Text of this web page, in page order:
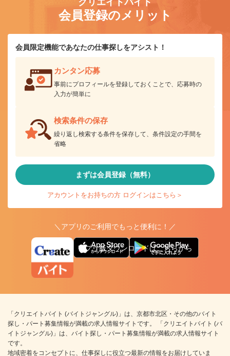
会員登録のメリット
会員限定機能であなたの仕事探しをアシスト！
カンタン応募
事前にプロフィールを登録しておくことで、応募時の
入力が簡単に
検索条件の保存
繰り返し検索する条件を保存して、条件設定の手間を
省略
まずは会員登録（無料）
アカウントをお持ちの方 ログインはこちら＞
＼アプリのご利用でもっと便利に！／
アプリ版ダウンロードはこちらから
「クリエイトバイト (バイトジャングル)」は、京都市北区・その他のバイト
探し・パート募集情報が満載の求人情報サイトです。 「クリエイトバイト (バ
イトジャングル)」は、バイト探し・パート募集情報が満載の求人情報サイト
です。
地域密着をコンセプトに、仕事探しに役立つ最新の情報をお届けしていま